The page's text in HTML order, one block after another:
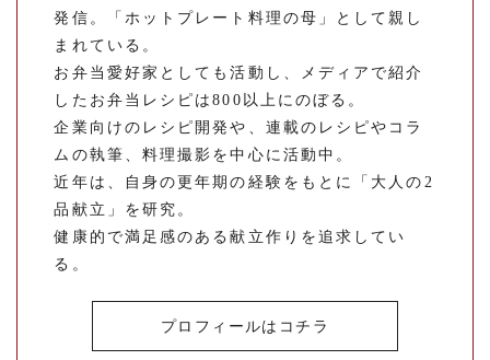
発信。「ホットプレート料理の母」として親し
まれている。
お弁当愛好家としても活動し、メディアで紹介
したお弁当レシピは800以上にのぼる。
企業向けのレシピ開発や、連載のレシピやコラ
ムの執筆、料理撮影を中心に活動中。
近年は、自身の更年期の経験をもとに「大人の2
品献立」を研究。
健康的で満足感のある献立作りを追求してい
る。
プロフィールはコチラ